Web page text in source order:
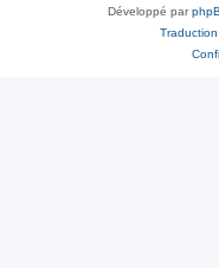
Développé par